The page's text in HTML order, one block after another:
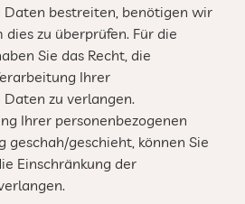
Daten bestreiten, benötigen wir
zu überprüfen. Für die
Sie das Recht, die
Ihrer
zu verlangen.
Ihrer personenbezogenen
geschieht, können Sie
Einschränkung der